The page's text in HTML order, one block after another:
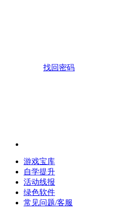
找回密码
游戏宝库
自学提升
活动线报
绿色软件
常见问题/客服